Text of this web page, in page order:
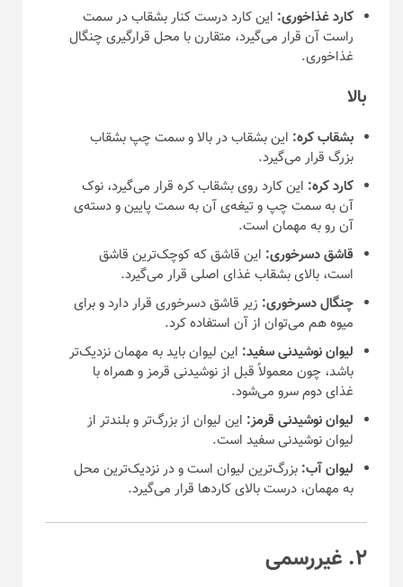
کارد غذاخوری: این کارد درست کنار بشقاب در سمت
راست آن قرار می‌گیرد، متقارن با محل قرارگیری چنگال
غذاخوری.
بالا
بشقاب کره: این بشقاب در بالا و سمت چپ بشقاب
بزرگ قرار می‌گیرد.
کارد کره: این کارد روی بشقاب کره قرار می‌گیرد، نوک
آن به سمت چپ و تیغه‌ی آن به سمت پایین و دسته‌ی
آن رو به مهمان است.
قاشق دسرخوری: این قاشق که کوچک‌ترین قاشق
است، بالای بشقاب غذای اصلی قرار می‌گیرد.
چنگال دسرخوری: زیر قاشق دسرخوری قرار دارد و برای
میوه هم می‌توان از آن استفاده کرد.
لیوان نوشیدنی سفید: این لیوان باید به مهمان نزدیک‌تر
باشد، چون معمولاً قبل از نوشیدنی قرمز و همراه با
غذای دوم سرو می‌شود.
لیوان نوشیدنی قرمز: این لیوان از بزرگ‌تر و بلندتر از
لیوان نوشیدنی سفید است.
لیوان آب: بزرگ‌ترین لیوان است و در نزدیک‌ترین محل
به مهمان، درست بالای کارد‌ها قرار می‌گیرد.
۲. غیررسمی